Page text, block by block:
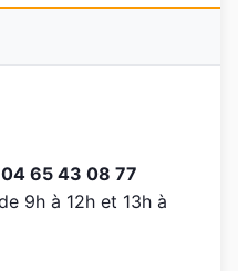
04 65 43 08 77
9h à 12h et 13h à